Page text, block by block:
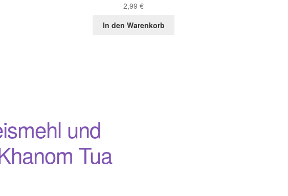
2,99€
In den Warenkorb
und
Tua